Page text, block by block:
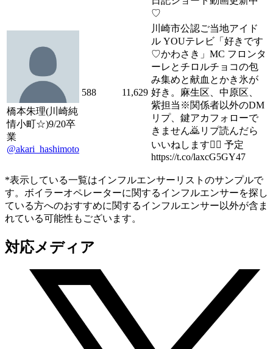
♡
橋本朱理(川崎純
情小町☆)9/20卒
業
@akari_hashimoto
588 11,629
川崎市公認ご当地アイド
ル YOUテレビ「好きです
♡かわさき」MC フロンタ
ーレとチロルチョコの包
み集めと献血とかき氷が
好き。麻生区、中原区、
紫担当※関係者以外のDM
リプ、鍵アカフォローで
きません🙇リプ読んだら
いいねします🙆‍♀️ 予定
https://t.co/laxcG5GY47
*表示している一覧はインフルエンサーリストのサンプルで
す。ボイラーオペレーターに関するインフルエンサーを探し
ている方へのおすすめに関するインフルエンサー以外が含ま
れている可能性もございます。
対応メディア